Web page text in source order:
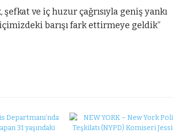
ve iç huzur çağrısıyla geniş yankı
barışı fark ettirmeye geldik”